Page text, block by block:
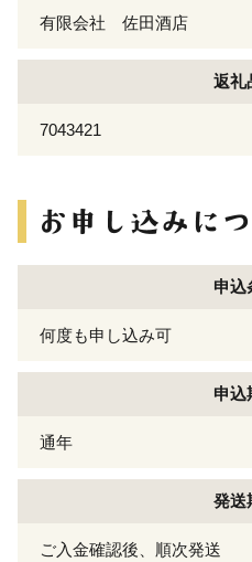
有限会社 佐田酒店
返礼
7043421
申込
何度も申し込み可
申込
通年
発送
ご入金確認後、順次発送